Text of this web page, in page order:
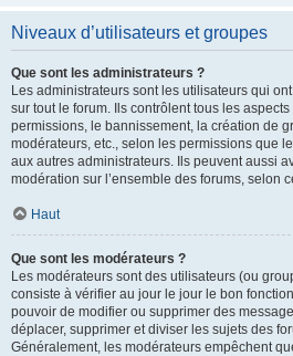
Niveaux d’utilisateurs et groupes
Que sont les administrateurs ?
Les administrateurs sont les utilisateurs qui
sur tout le forum. Ils contrôlent tous les
permissions, le bannissement, la création de
modérateurs, etc., selon les permissions que
aux autres administrateurs. Ils peuvent aussi
modération sur l’ensemble des forums, selon
Haut
Que sont les modérateurs ?
Les modérateurs sont des utilisateurs (ou
consiste à vérifier au jour le jour le bon
pouvoir de modifier ou supprimer des
déplacer, supprimer et diviser les sujets des
Généralement, les modérateurs empêchent